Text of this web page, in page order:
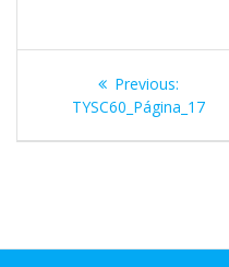
Navegación
Previous:Previous
post:
TYSC60_Página_17